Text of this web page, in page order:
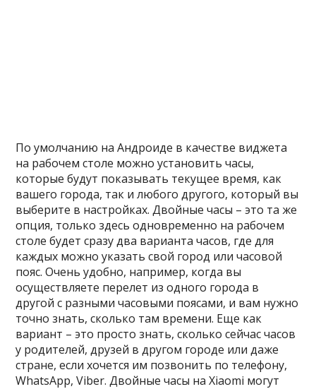
По умолчанию на Андроиде в качестве виджета
на рабочем столе можно установить часы,
которые будут показывать текущее время, как
вашего города, так и любого другого, который вы
выберите в настройках. Двойные часы – это та же
опция, только здесь одновременно на рабочем
столе будет сразу два варианта часов, где для
каждых можно указать свой город или часовой
пояс. Очень удобно, например, когда вы
осуществляете перелет из одного города в
другой с разными часовыми поясами, и вам нужно
точно знать, сколько там времени. Еще как
вариант – это просто знать, сколько сейчас часов
у родителей, друзей в другом городе или даже
стране, если хочется им позвонить по телефону,
WhatsApp, Viber. Двойные часы на Xiaomi могут